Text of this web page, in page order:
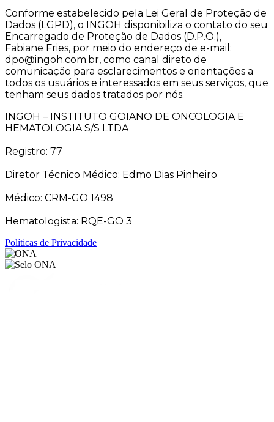
Conforme estabelecido pela Lei Geral de Proteção de
Dados (LGPD), o INGOH disponibiliza o contato do seu
Encarregado de Proteção de Dados (D.P.O.),
Fabiane Fries, por meio do endereço de e-mail:
dpo@ingoh.com.br, como canal direto de
comunicação para esclarecimentos e orientações a
todos os usuários e interessados em seus serviços, que
tenham seus dados tratados por nós.
INGOH – INSTITUTO GOIANO DE ONCOLOGIA E
HEMATOLOGIA S/S LTDA
Registro: 77
Diretor Técnico Médico: Edmo Dias Pinheiro
Médico: CRM-GO 1498
Hematologista: RQE-GO 3
Políticas de Privacidade